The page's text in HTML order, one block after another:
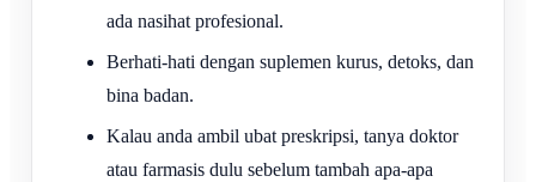
ada nasihat profesional.
Berhati-hati dengan suplemen kurus, detoks, dan
bina badan.
Kalau anda ambil ubat preskripsi, tanya doktor
atau farmasis dulu sebelum tambah apa-apa